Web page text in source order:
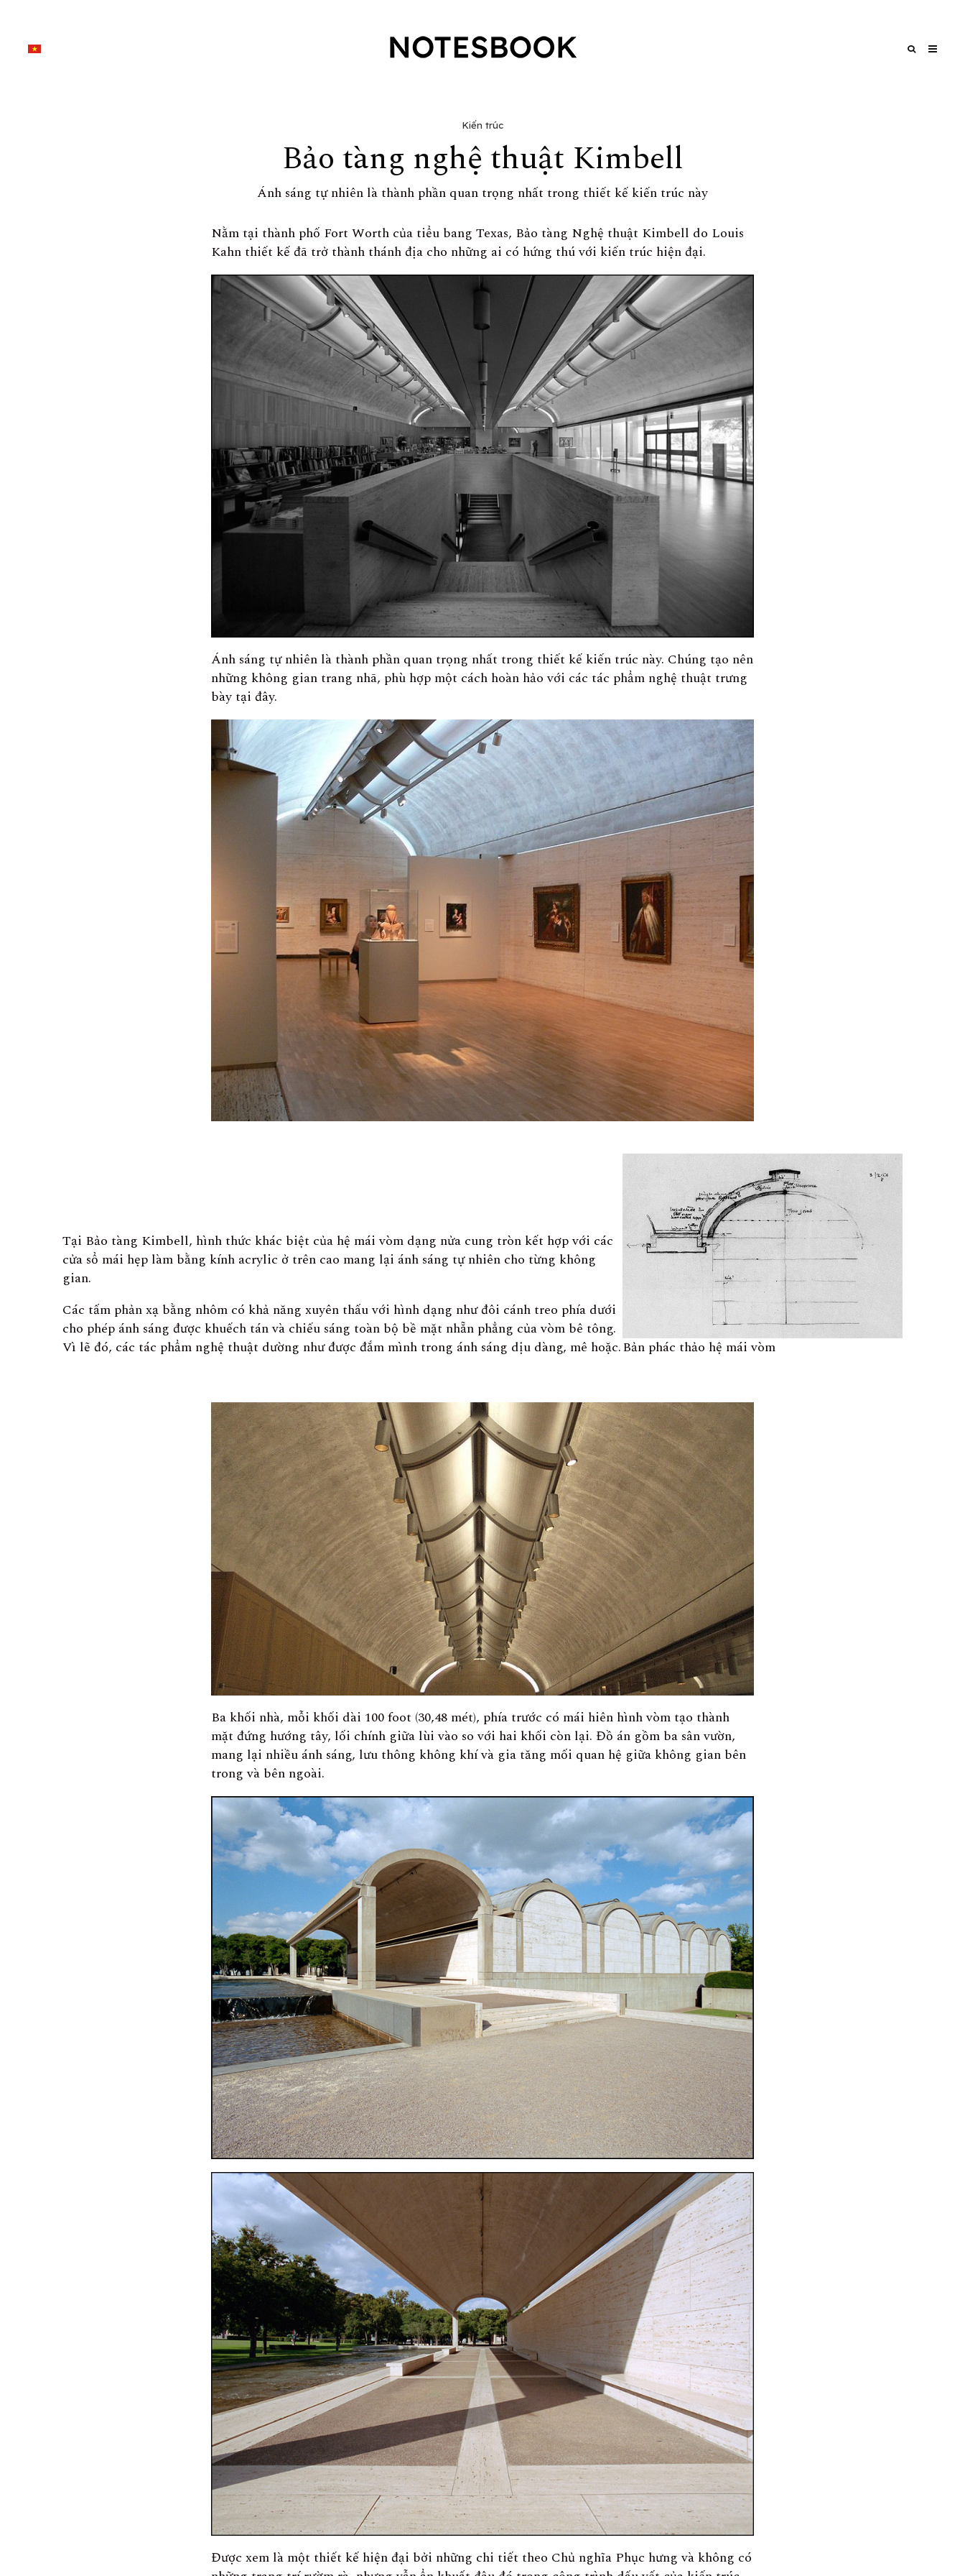
Kiến trúc
Bảo tàng nghệ thuật Kimbell
Ánh sáng tự nhiên là thành phần quan trọng nhất trong thiết kế kiến trúc này
Nằm tại thành phố Fort Worth của tiểu bang Texas, Bảo tàng Nghệ thuật Kimbell do Louis
Kahn thiết kế đã trở thành thánh địa cho những ai có hứng thú với kiến ​​trúc hiện đại.
Ánh sáng tự nhiên là thành phần quan trọng nhất trong thiết kế kiến trúc này. Chúng tạo nên
những không gian trang nhã, phù hợp một cách hoàn hảo với các tác phẩm nghệ thuật trưng
bày tại đây.
Tại Bảo tàng Kimbell, hình thức khác biệt của hệ mái vòm dạng nửa cung tròn kết hợp với các
cửa sổ mái hẹp làm bằng kính acrylic ở trên cao mang lại ánh sáng tự nhiên cho từng không
gian.
Các tấm phản xạ bằng nhôm có khả năng xuyên thấu với hình dạng như đôi cánh treo phía dưới
cho phép ánh sáng được khuếch tán và chiếu sáng toàn bộ bề mặt nhẵn phẳng của vòm bê tông.
Vì lẽ đó, các tác phẩm nghệ thuật dường như được đắm mình trong ánh sáng dịu dàng, mê hoặc.Bản phác thảo hệ mái vòm
Ba khối nhà, mỗi khối dài 100 foot (30,48 mét), phía trước có mái hiên hình vòm tạo thành
mặt đứng hướng tây, lối chính giữa lùi vào so với hai khối còn lại. Đồ án gồm ba sân vườn,
mang lại nhiều ánh sáng, lưu thông không khí và gia tăng mối quan hệ giữa không gian bên
trong và bên ngoài.
Được xem là một thiết kế hiện đại bởi những chi tiết theo Chủ nghĩa Phục hưng và không có